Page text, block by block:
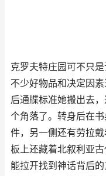
克罗夫特庄园可不只
不少好物品和决定因
后通牒标准她搬出去
个角落了。转身后在
件，另一侧还有劳拉
板上还藏着北叙利亚
能拉开找到神话背后